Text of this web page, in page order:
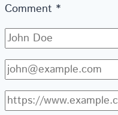
Comment *